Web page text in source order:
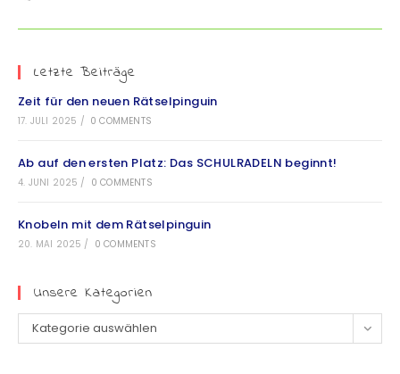
Letzte Beiträge
Zeit für den neuen Rätselpinguin
17. JULI 2025 / 0 COMMENTS
Ab auf den ersten Platz: Das SCHULRADELN beginnt!
4. JUNI 2025 / 0 COMMENTS
Knobeln mit dem Rätselpinguin
20. MAI 2025 / 0 COMMENTS
Unsere Kategorien
Kategorie auswählen